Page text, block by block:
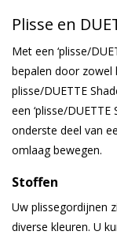
Plisse en
Met een ‘plisse/
bepalen door zowel
plisse/DUETTE
een ‘plisse/
onderste deel van
omlaag bewegen.
Stoffen
Uw plissegordijnen
diverse kleuren. U